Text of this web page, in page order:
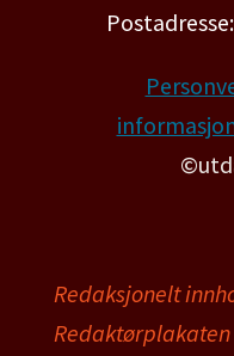
Redaksjonelt